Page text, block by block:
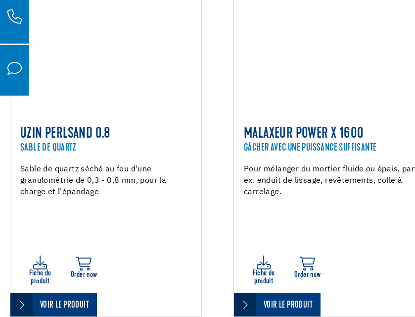
UZIN PERLSAND 0.8
SABLE DE QUARTZ
Sable de quartz séché au feu d'une
granulométrie de 0,3 - 0,8 mm, pour la
charge et l'épandage
Fiche de
produit
Order now
VOIR LE PRODUIT
MALAXEUR POWER X 1600
GÂCHER AVEC UNE PUISSANCE SUFFISANTE
Pour mélanger du mortier fluide ou épais, par
ex. enduit de lissage, revêtements, colle à
carrelage.
Fiche de
produit
Order now
VOIR LE PRODUIT